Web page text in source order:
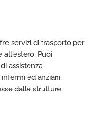
servizi di trasporto per
all'estero. Puoi
assistenza
ed anziani,
dalle strutture